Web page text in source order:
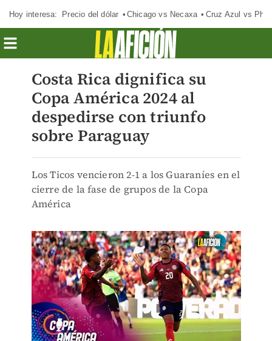
Hoy interesa: Precio del dólar Chicago vs Necaxa Cruz Azul vs
Costa Rica dignifica su
Copa América 2024 al
despedirse con triunfo
sobre Paraguay
Los Ticos vencieron 2-1 a los Guaraníes en el
cierre de la fase de grupos de la Copa
América